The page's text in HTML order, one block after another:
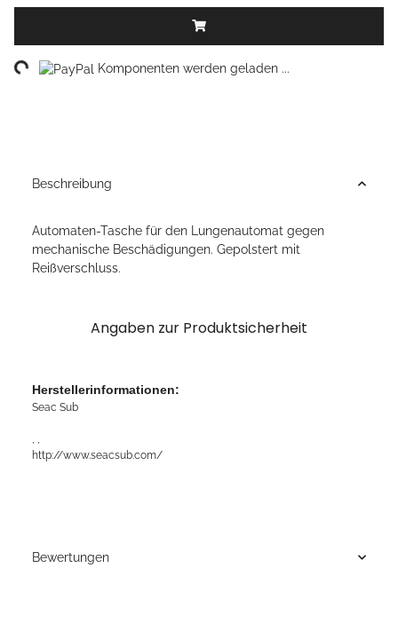
Komponenten werden geladen ...
Beschreibung
Automaten-Tasche für den Lungenautomat gegen
mechanische Beschädigungen. Gepolstert mit
Reißverschluss.
Angaben zur Produktsicherheit
Herstellerinformationen:
Seac Sub
http://www.seacsub.com/
Bewertungen